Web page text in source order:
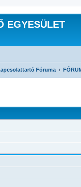
EGYESÜLET
Fóruma